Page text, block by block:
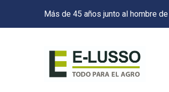
Más de 45 años junto al hombre